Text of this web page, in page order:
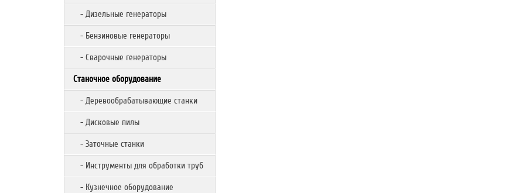
- Дизельные генераторы
- Бензиновые генераторы
- Сварочные генераторы
Станочное оборудование
- Деревообрабатывающие станки
- Дисковые пилы
- Заточные станки
- Инструменты для обработки труб
- Кузнечное оборудование